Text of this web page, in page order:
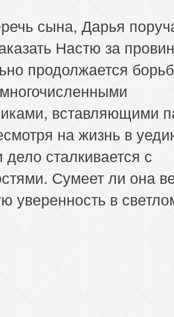
сына, Дарья
Настю за
продолжается
вставляющими
на жизнь в
сталкивается с
Сумеет ли она
уверенность в